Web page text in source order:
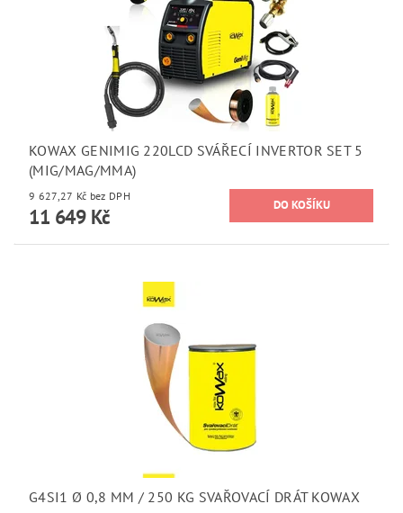
KOWAX GENIMIG 220LCD SVÁŘECÍ INVERTOR SET 5
(MIG/MAG/MMA)
9 627,27 Kč bez DPH
11 649 Kč
G4SI1 Ø 0,8 MM / 250 KG SVAŘOVACÍ DRÁT KOWAX